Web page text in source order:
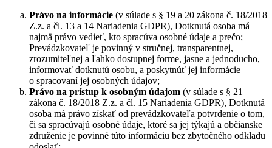
Právo na informácie (v súlade s § 19 a 20 zákona č. 18/2018
Z.z. a čl. 13 a 14 Nariadenia GDPR), Dotknutá osoba má
najmä právo vedieť, kto spracúva osobné údaje a prečo;
Prevádzkovateľ je povinný v stručnej, transparentnej,
zrozumiteľnej a ľahko dostupnej forme, jasne a jednoducho,
informovať dotknutú osobu, a poskytnúť jej informácie
o spracovaní jej osobných údajov;
Právo na prístup k osobným údajom (v súlade s § 21
zákona č. 18/2018 Z.z. a čl. 15 Nariadenia GDPR), Dotknutá
osoba má právo získať od prevádzkovateľa potvrdenie o tom,
či sa spracúvajú osobné údaje, ktoré sa jej týkajú a občianske
združenie je povinné túto informáciu bez zbytočného odkladu